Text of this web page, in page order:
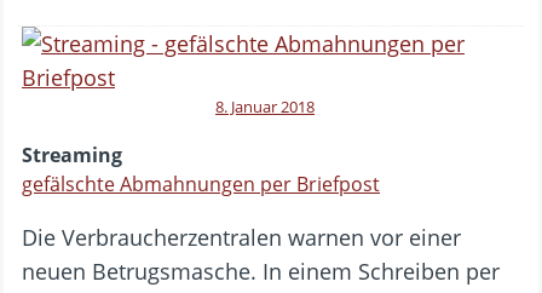
8. Januar 2018
Streaming
gefälschte Abmahnungen per Briefpost
Die Verbraucherzentralen warnen vor einer
neuen Betrugsmasche. In einem Schreiben per